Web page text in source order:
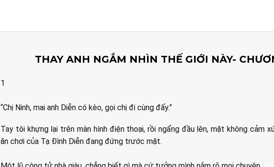
THAY ANH NGẮM NHÌN THẾ GIỚI NÀY-
1
“Chị Ninh, mai anh Diễn có kèo, gọi chị đi cùng đấy.”
Tay tôi khựng lại trên màn hình điện thoại, rồi ngẩng đầu lên, mặt không cảm
ăn chơi của Tạ Đình Diễn đang đứng trước mặt.